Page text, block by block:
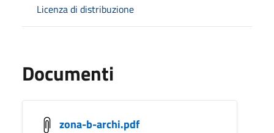
Licenza di distribuzione
Documenti
zona-b-archi.pdf